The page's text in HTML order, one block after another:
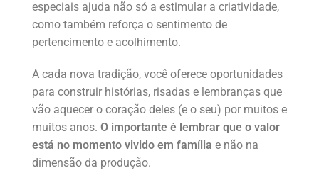
especiais ajuda não só a estimular a criatividade,
como também reforça o sentimento de
pertencimento e acolhimento.
A cada nova tradição, você oferece oportunidades
para construir histórias, risadas e lembranças que
vão aquecer o coração deles (e o seu) por muitos e
muitos anos. O importante é lembrar que o valor
está no momento vivido em família e não na
dimensão da produção.